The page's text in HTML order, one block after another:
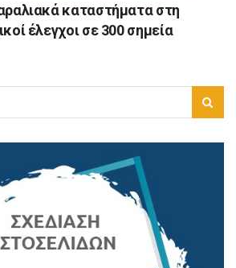
καταστήματα στη
έλεγχοι σε 300 σημεία